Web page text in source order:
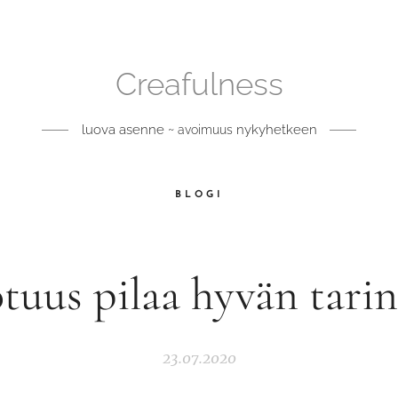
Creafulness
luova asenne ~ avoimuusnykyhetkeen
BLOGI
pilaa hyvän
23.07.2020